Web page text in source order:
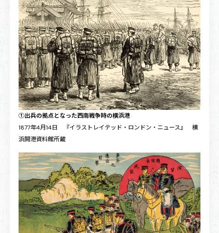
①出兵の拠点となった西南戦争時の横浜港
1877年4月14日 『イラストレイテッド・ロンドン・ニュース』 横
浜開港資料館所蔵